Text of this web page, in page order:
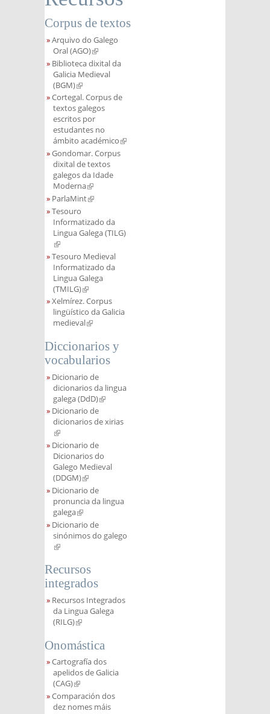
Corpus de textos
Arquivo do Galego
Oral (AGO)(link is external)
Biblioteca dixital da
Galicia Medieval
(BGM)(link is external)
Cortegal. Corpus de
textos galegos
escritos por
estudantes no
ámbito académico(link is external)
Gondomar. Corpus
dixital de textos
galegos da Idade
Moderna(link is external)
ParlaMint(link is external)
Tesouro
Informatizado da
Lingua Galega (TILG)
(link is external)
Tesouro Medieval
Informatizado da
Lingua Galega
(TMILG)(link is external)
Xelmírez. Corpus
lingüístico da Galicia
medieval(link is external)
Diccionarios y
vocabularios
Dicionario de
dicionarios da lingua
galega (DdD)(link is external)
Dicionario de
dicionarios de xirias
(link is external)
Dicionario de
Dicionarios do
Galego Medieval
(DDGM)(link is external)
Dicionario de
pronuncia da lingua
galega(link is external)
Dicionario de
sinónimos do galego
(link is external)
Recursos
integrados
Recursos Integrados
da Lingua Galega
(RILG)(link is external)
Onomástica
Cartografía dos
apelidos de Galicia
(CAG)(link is external)
Comparación dos
dez nomes máis